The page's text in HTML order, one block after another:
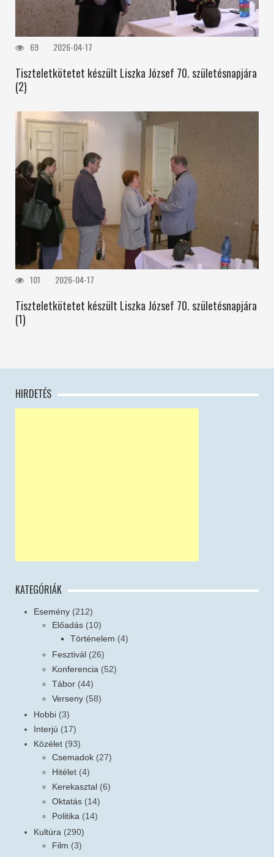
69 2026-04-17
Tiszteletkötetet készült Liszka József 70. születésnapjára
(2)
101 2026-04-17
Tiszteletkötetet készült Liszka József 70. születésnapjára
(1)
HIRDETÉS
KATEGÓRIÁK
Esemény (212)
Előadás (10)
Történelem (4)
Fesztivál (26)
Konferencia (52)
Tábor (44)
Verseny (58)
Hobbi (3)
Interjú (17)
Közélet (93)
Csemadok (27)
Hitélet (4)
Kerekasztal (6)
Oktatás (14)
Politika (14)
Kultúra (290)
Film (3)